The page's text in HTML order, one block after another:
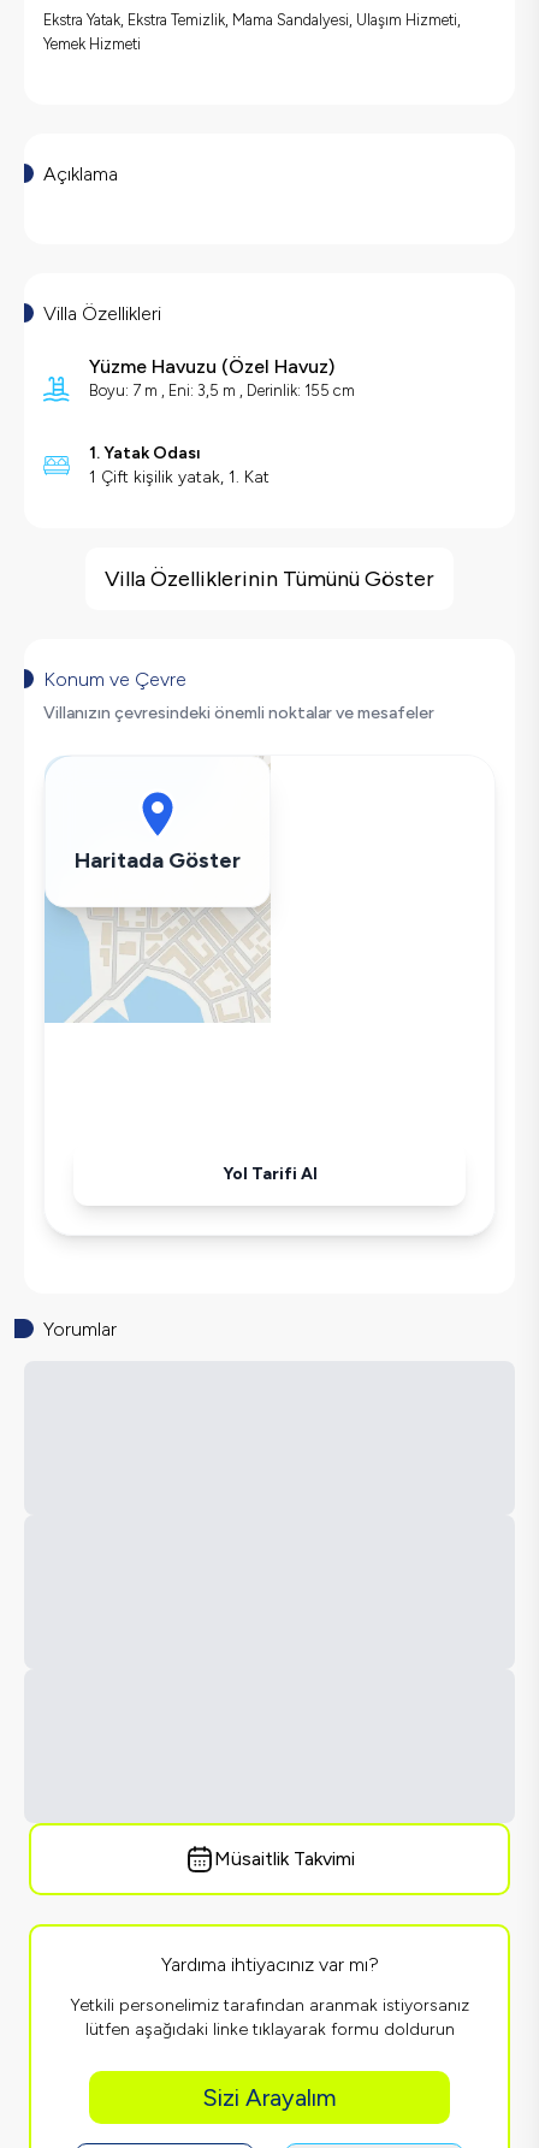
Ekstra Yatak, Ekstra Temizlik, Mama Sandalyesi, Ulaşım Hizmeti,
Yemek Hizmeti
Açıklama
Villa Özellikleri
Yüzme Havuzu (Özel Havuz)
Boyu: 7 m , Eni: 3,5 m , Derinlik: 155 cm
1. Yatak Odası
1 Çift kişilik yatak, 1. Kat
Barbekü
Korunaklı Havuz
Saç Kurutma Makinası
Çamaşır Makinesi
Tost Makinesi
Mikrodalga
Kettle
Korunaklı Havuz
Villa Özelliklerinin Tümünü Göster
Konum ve Çevre
Villanızın çevresindeki önemli noktalar ve mesafeler
Haritada Göster
Yol Tarifi Al
Yorumlar
Müsaitlik Takvimi
Yardıma ihtiyacınız var mı?
Yetkili personelimiz tarafından aranmak istiyorsanız
lütfen aşağıdaki linke tıklayarak formu doldurun
Sizi Arayalım